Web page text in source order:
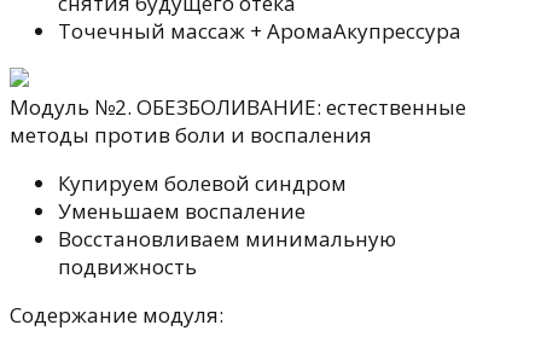
Точечный массаж + АромаАкупрессура
Модуль №2. ОБЕЗБОЛИВАНИЕ: естественные
методы против боли и воспаления
Купируем болевой синдром
Уменьшаем воспаление
Восстановливаем минимальную
подвижность
Содержание модуля: